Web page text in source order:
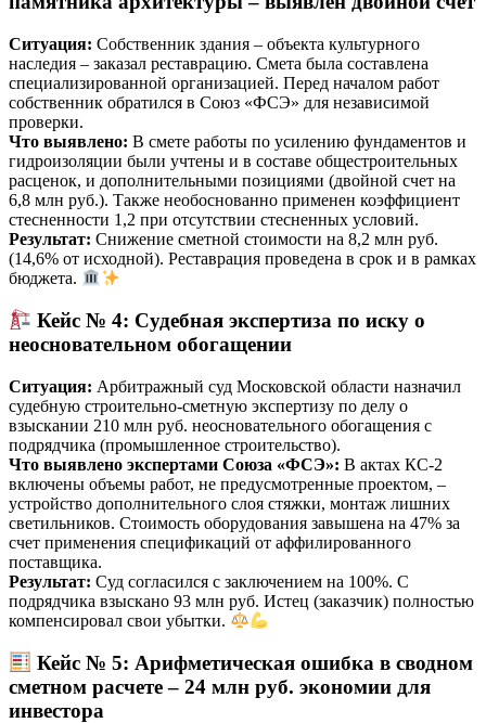
Ситуация: Собственник здания – объекта культурного
наследия – заказал реставрацию. Смета была составлена
специализированной организацией. Перед началом работ
собственник обратился в Союз «ФСЭ» для независимой
проверки.
Что выявлено: В смете работы по усилению фундаментов и
гидроизоляции были учтены и в составе общестроительных
расценок, и дополнительными позициями (двойной счет на
6,8 млн руб.). Также необоснованно применен коэффициент
стесненности 1,2 при отсутствии стесненных условий.
Результат: Снижение сметной стоимости на 8,2 млн руб.
(14,6% от исходной). Реставрация проведена в срок и в рамках
бюджета.
Кейс № 4: Судебная экспертиза по иску о
неосновательном обогащении
Ситуация: Арбитражный суд Московской области назначил
судебную строительно-сметную экспертизу по делу о
взыскании 210 млн руб. неосновательного обогащения с
подрядчика (промышленное строительство).
Что выявлено экспертами Союза «ФСЭ»: В актах КС-2
включены объемы работ, не предусмотренные проектом, –
устройство дополнительного слоя стяжки, монтаж лишних
светильников. Стоимость оборудования завышена на 47% за
счет применения спецификаций от аффилированного
поставщика.
Результат: Суд согласился с заключением на 100%. С
подрядчика взыскано 93 млн руб. Истец (заказчик) полностью
компенсировал свои убытки.
Кейс № 5: Арифметическая ошибка в сводном
сметном расчете – 24 млн руб. экономии для
инвестора